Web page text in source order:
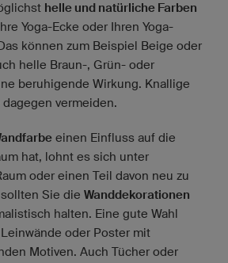
helle und natürliche Farben
Yoga-Ecke oder Ihren Yoga-
können zum Beispiel Beige oder
helle Braun-, Grün- oder
beruhigende Wirkung. Knallige
vermeiden.
einen Einfluss auf die
hat, lohnt es sich unter
oder einen Teil davon neu zu
Sie die Wanddekorationen
halten. Eine gute Wahl
oder Poster mit
Motiven. Auch Tücher oder